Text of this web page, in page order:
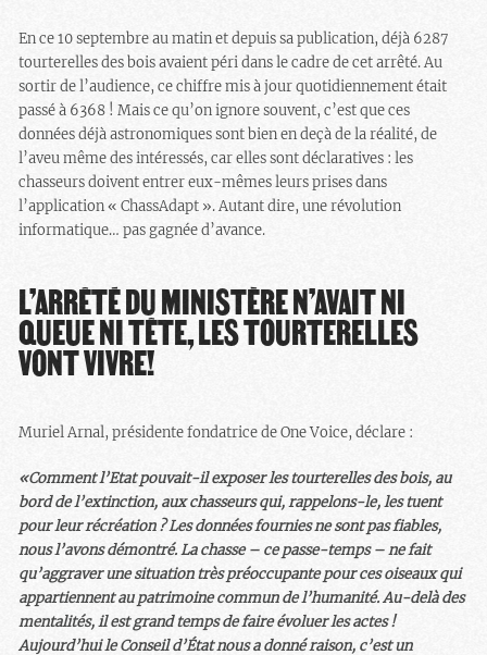
En ce 10 septembre au matin et depuis sa publication, déjà 6287
tourterelles des bois avaient péri dans le cadre de cet arrêté. Au
sortir de l’audience, ce chiffre mis à jour quotidiennement était
passé à 6368 ! Mais ce qu’on ignore souvent, c’est que ces
données déjà astronomiques sont bien en deçà de la réalité, de
l’aveu même des intéressés, car elles sont déclaratives : les
chasseurs doivent entrer eux-mêmes leurs prises dans
l’application « ChassAdapt ». Autant dire, une révolution
informatique… pas gagnée d’avance.
L’ARRÊTÉ DU MINISTÈRE N’AVAIT NI
QUEUE NI TÊTE, LES TOURTERELLES
VONT VIVRE!
Muriel Arnal, présidente fondatrice de One Voice, déclare :
«Comment l’Etat pouvait-il exposer les tourterelles des bois, au
bord de l’extinction, aux chasseurs qui, rappelons-le, les tuent
pour leur récréation ? Les données fournies ne sont pas fiables,
nous l’avons démontré. La chasse – ce passe-temps – ne fait
qu’aggraver une situation très préoccupante pour ces oiseaux qui
appartiennent au patrimoine commun de l’humanité. Au-delà des
mentalités, il est grand temps de faire évoluer les actes !
Aujourd’hui le Conseil d’État nous a donné raison, c’est un